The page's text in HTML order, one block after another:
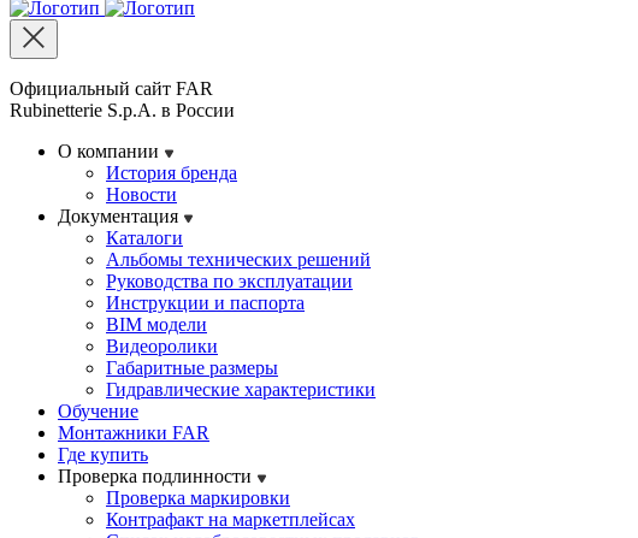
Официальный сайт FAR
Rubinetterie S.p.A. в России
О компании
История бренда
Новости
Документация
Каталоги
Альбомы технических решений
Руководства по эксплуатации
Инструкции и паспорта
BIM модели
Видеоролики
Габаритные размеры
Гидравлические характеристики
Обучение
Монтажники FAR
Где купить
Проверка подлинности
Проверка маркировки
Контрафакт на маркетплейсах